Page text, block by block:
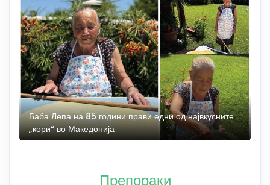
Ново на Kajak.mk: Кајак и бродски тури на Матка –
откријте го кањонот од вода
Препораки